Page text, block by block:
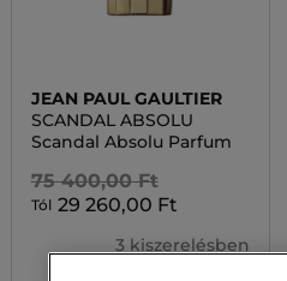
JEAN PAUL GAULTIER
SCANDAL ABSOLU
Scandal Absolu Parfum
75 400,00 Ft
Tól 29 260,00 Ft
3 kiszerelésben